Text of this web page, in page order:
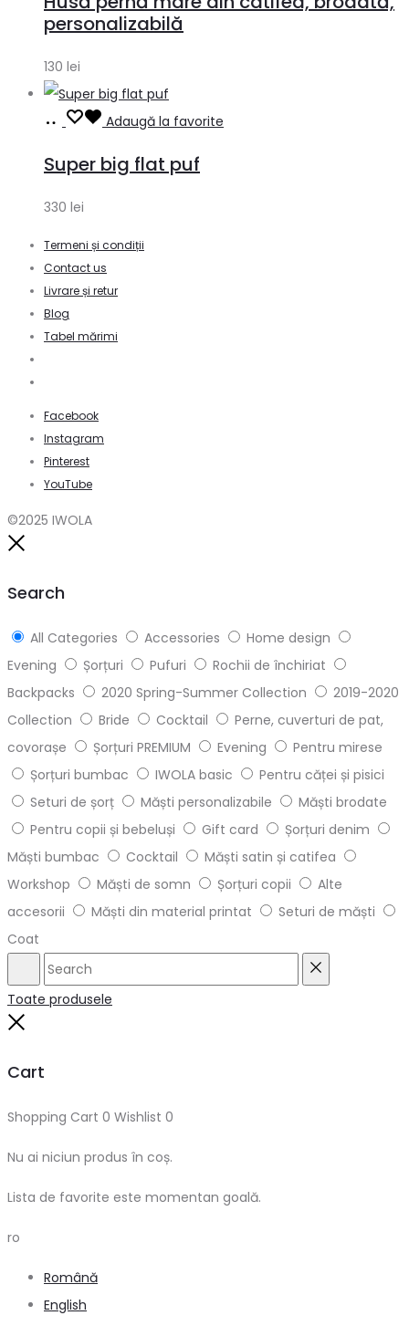
coș
personalizabilă
130 lei
Adaugă
coș
Adaugă la favorite
Super big flat puf
330 lei
Termeni și condiții
Contact us
Livrare și retur
Blog
Tabel mărimi
Facebook
Instagram
Pinterest
YouTube
©2025 IWOLA
Search
All Categories Accessories
Home design
Evening
Șorțuri Pufuri
Rochii de închiriat
Backpacks
2020 Spring-Summer Collection
2019-2020
Collection
Bride Cocktail
Perne, cuverturi de pat,
covorașe
Șorțuri PREMIUM Evening
Pentru mirese
Șorțuri bumbac
IWOLA basic
Pentru căței și pisici
Seturi de șorț
Măști personalizabile
Măști brodate
Pentru copii și bebeluși
Gift card
Șorțuri denim
Măști bumbac
Cocktail
Măști satin și catifea
Workshop
Măști de somn Șorțuri copii
Alte
accesorii
Măști din material printat
Seturi de măști
Coat
Search
Toate produsele
Cart
Shopping Cart 0 Wishlist 0
Nu ai niciun produs în coș.
Lista de favorite este momentan goală.
ro
Română
English